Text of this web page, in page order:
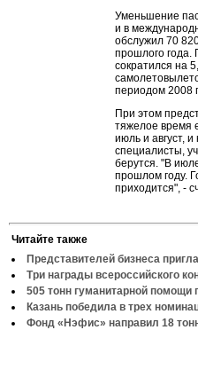
Уменьшение
и в
обслужил 70
прошлого года.
сократился на
периодом 2008
При этом
тяжелое время
июль и август,
специалисты,
берутся. "В
прошлом году.
приходится", -
Читайте также
Представителей бизнеса
Три награды всероссийского
505 тонн гуманитарной
Казань победила в трех
Фонд «Нэфис» направил 18